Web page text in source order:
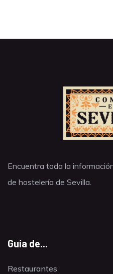
Encuentra toda la
de hostelería de Sevilla.
Guía de...
Restaurantes